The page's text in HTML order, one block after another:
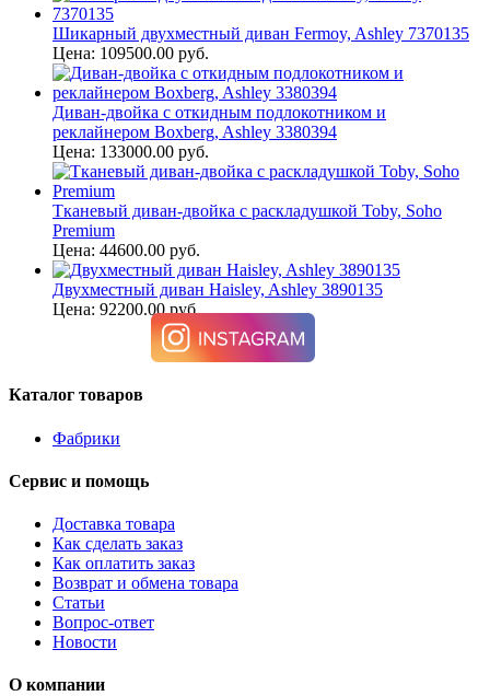
Шикарный двухместный диван Fermoy, Ashley 7370135
Цена: 109500.00 руб.
Диван-двойка с откидным подлокотником и
реклайнером Boxberg, Ashley 3380394
Цена: 133000.00 руб.
Тканевый диван-двойка с раскладушкой Toby, Soho
Premium
Цена: 44600.00 руб.
Двухместный диван Haisley, Ashley 3890135
Цена: 92200.00 руб.
Каталог товаров
Фабрики
Сервис и помощь
Доставка товара
Как сделать заказ
Как оплатить заказ
Возврат и обмена товара
Статьи
Вопрос-ответ
Новости
О компании